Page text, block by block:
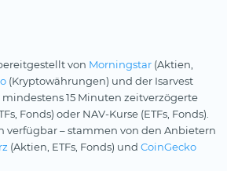
von Morningstar (Aktien,
(Kryptowährungen) und der Isarvest
15 Minuten zeitverzögerte
Fonds) oder NAV-Kurse (ETFs, Fonds).
verfügbar – stammen von den Anbietern
(Aktien, ETFs, Fonds) und CoinGecko